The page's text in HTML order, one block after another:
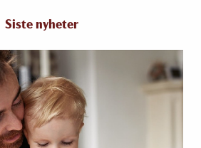
Siste nyheter